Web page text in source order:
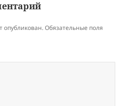
опубликован. Обязательные поля